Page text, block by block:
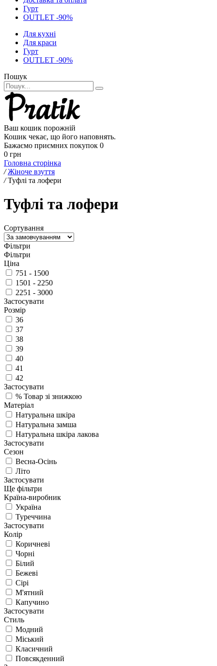
Гурт
OUTLET -90%
Для кухні
Для краси
Гурт
OUTLET -90%
Пошук
Ваш кошик порожній
Кошик чекає, що його наповнять.
Бажаємо приємних покупок 0
0 грн
Головна сторінка
/ Жіноче взуття
/ Туфлі та лофери
Туфлі та лофери
Сортування
Фільтри
Фільтри
Ціна
751 - 1500
1501 - 2250
2251 - 3000
Застосувати
Розмір
36
37
38
39
40
41
42
Застосувати
% Товар зі знижкою
Матеріал
Натуральна шкіра
Натуральна замша
Натуральна шкіра лакова
Застосувати
Сезон
Весна-Осінь
Літо
Застосувати
Ще фільтри
Країна-виробник
Україна
Туреччина
Застосувати
Колір
Коричневі
Чорні
Білий
Бежеві
Сірі
М'ятний
Капучино
Застосувати
Стиль
Модний
Міський
Класичний
Повсякденний